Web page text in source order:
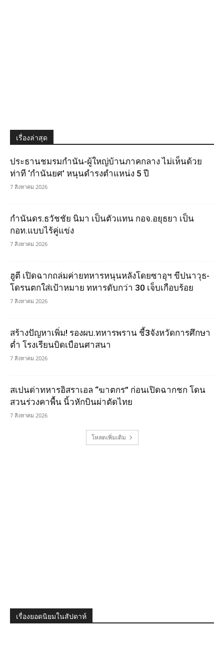
เรื่องล่าสุด
ประธานชมรมกำนัน-ผู้ใหญ่บ้านภาคกลาง ไม่เห็นด้วย
ท่าที ‘กำนันยศ’ หนุนดำรงตำแหน่ง 5 ปี
7 สิงหาคม 2026
กำนันดร.ธวัชชัย นิมา เป็นตัวแทน กอจ.อยุธยา เป็น
กอท.แบบไร้คู่แข่ง
7 สิงหาคม 2026
ฮูตี เปิดฉากถล่มค่ายทหารหนุนหลังโดยซาอุฯ ขีปนาวุธ-
โดรนตกใส่เป้าหมาย ทหารดับกว่า 30 เจ็บเกือบร้อย
7 สิงหาคม 2026
สร้างปัญหาเพิ่ม! รองผบ.ทหารพราน ชี้3จังหวัดการศึกษา
ต่ำ โรงเรียนบิดเบือนศาสนา
7 สิงหาคม 2026
สเปนด่าทหารอิสราเอล “ฆาตกร” ก่อนเปิดฉากชก โดน
สวนร่วงคาพื้น นิ้วหักบินผ่าตัดไทย
7 สิงหาคม 2026
โหลดเพิ่มเติม
เรื่องยอดนิยมในสัปดาห์